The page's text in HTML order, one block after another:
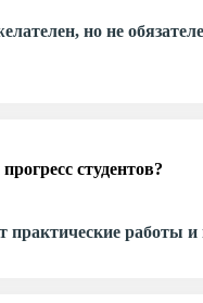
но не
студентов?
работы